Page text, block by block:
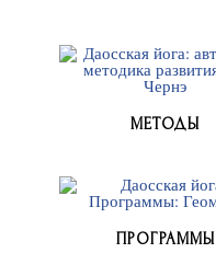
МЕТОДЫ
ПРОГРАММЫ